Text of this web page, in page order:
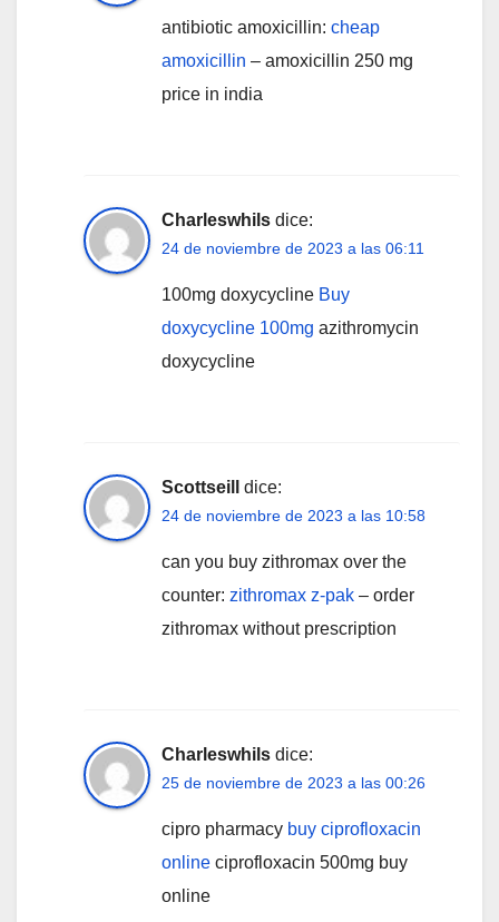
antibiotic amoxicillin: cheap
amoxicillin – amoxicillin 250 mg
price in india
Charleswhils dice:
24 de noviembre de 2023 a las 06:11
100mg doxycycline Buy
doxycycline 100mg azithromycin
doxycycline
Scottseill dice:
24 de noviembre de 2023 a las 10:58
can you buy zithromax over the
counter: zithromax z-pak – order
zithromax without prescription
Charleswhils dice:
25 de noviembre de 2023 a las 00:26
cipro pharmacy buy ciprofloxacin
online ciprofloxacin 500mg buy
online